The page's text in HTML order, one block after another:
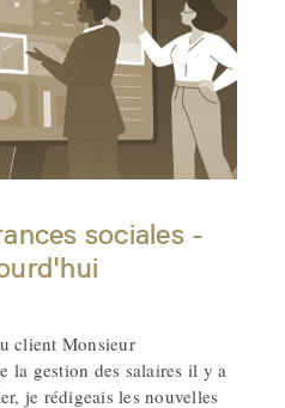
sociales -
client Monsieur
la gestion des salaires il y a
je rédigeais les nouvelles